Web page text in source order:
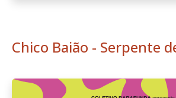
Chico Baião - Serpente